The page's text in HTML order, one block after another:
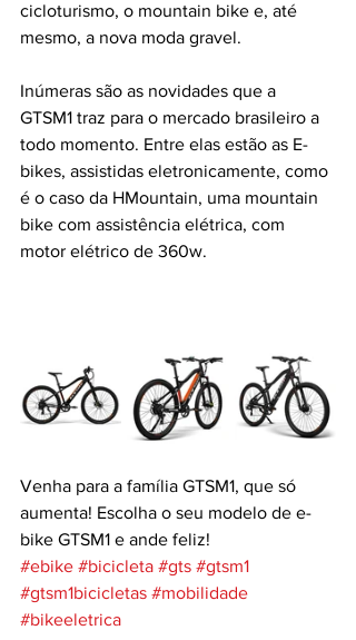
cicloturismo, o mountain bike e, até
mesmo, a nova moda gravel.
Inúmeras são as novidades que a
GTSM1 traz para o mercado brasileiro a
todo momento. Entre elas estão as E-
bikes, assistidas eletronicamente, como
é o caso da HMountain, uma mountain
bike com assistência elétrica, com
motor elétrico de 360w.
Venha para a família GTSM1, que só
aumenta! Escolha o seu modelo de e-
bike GTSM1 e ande feliz!
#ebike #bicicleta #gts #gtsm1
#gtsm1bicicletas #mobilidade
#bikeeletrica